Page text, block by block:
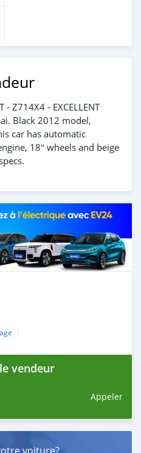
Z714X4 - EXCELLENT
Black 2012 model,
car has automatic
18″ wheels and beige
vendeur
Appeler